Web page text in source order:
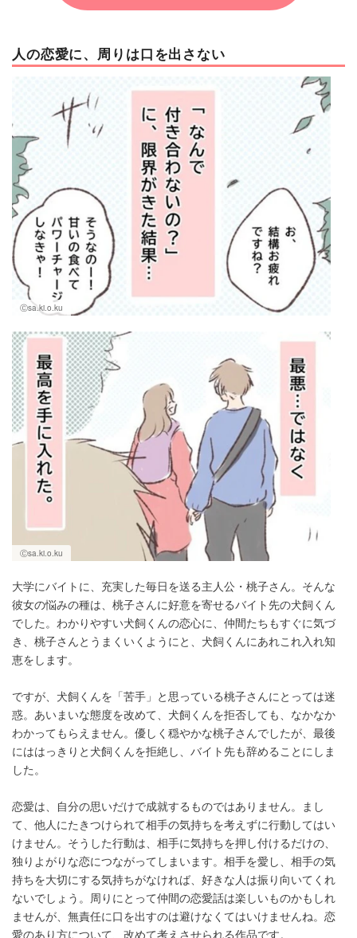
人の恋愛に、周りは口を出さない
Ⓒsa.ki.o.ku
Ⓒsa.ki.o.ku
大学にバイトに、充実した毎日を送る主人公・桃子さん。そんな
彼女の悩みの種は、桃子さんに好意を寄せるバイト先の犬飼くん
でした。わかりやすい犬飼くんの恋心に、仲間たちもすぐに気づ
き、桃子さんとうまくいくようにと、犬飼くんにあれこれ入れ知
恵をします。
ですが、犬飼くんを「苦手」と思っている桃子さんにとっては迷
惑。あいまいな態度を改めて、犬飼くんを拒否しても、なかなか
わかってもらえません。優しく穏やかな桃子さんでしたが、最後
にははっきりと犬飼くんを拒絶し、バイト先も辞めることにしま
した。
恋愛は、自分の思いだけで成就するものではありません。まし
て、他人にたきつけられて相手の気持ちを考えずに行動してはい
けません。そうした行動は、相手に気持ちを押し付けるだけの、
独りよがりな恋につながってしまいます。相手を愛し、相手の気
持ちを大切にする気持ちがなければ、好きな人は振り向いてくれ
ないでしょう。周りにとって仲間の恋愛話は楽しいものかもしれ
ませんが、無責任に口を出すのは避けなくてはいけませんね。恋
愛のあり方について、改めて考えさせられる作品です。